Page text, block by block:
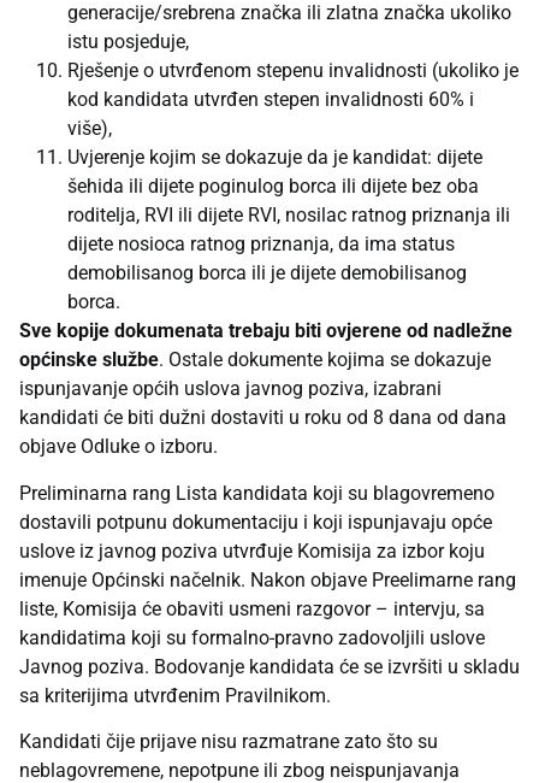
generacije/srebrena značka ili zlatna značka ukoliko
istu posjeduje,
Rješenje o utvrđenom stepenu invalidnosti (ukoliko je
kod kandidata utvrđen stepen invalidnosti 60% i
više),
Uvjerenje kojim se dokazuje da je kandidat: dijete
šehida ili dijete poginulog borca ili dijete bez oba
roditelja, RVI ili dijete RVI, nosilac ratnog priznanja ili
dijete nosioca ratnog priznanja, da ima status
demobilisanog borca ili je dijete demobilisanog
borca.
Sve kopije dokumenata trebaju biti ovjerene od nadležne
općinske službe. Ostale dokumente kojima se dokazuje
ispunjavanje općih uslova javnog poziva, izabrani
kandidati će biti dužni dostaviti u roku od 8 dana od dana
objave Odluke o izboru.
Preliminarna rang Lista kandidata koji su blagovremeno
dostavili potpunu dokumentaciju i koji ispunjavaju opće
uslove iz javnog poziva utvrđuje Komisija za izbor koju
imenuje Općinski načelnik. Nakon objave Preelimarne rang
liste, Komisija će obaviti usmeni razgovor – intervju, sa
kandidatima koji su formalno-pravno zadovoljili uslove
Javnog poziva. Bodovanje kandidata će se izvršiti u skladu
sa kriterijima utvrđenim Pravilnikom.
Kandidati čije prijave nisu razmatrane zato što su
neblagovremene, nepotpune ili zbog neispunjavanja